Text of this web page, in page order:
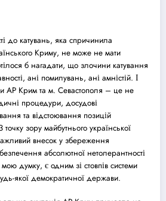
до катувань, яка спричинила
Криму, не може не мати
б нагадати, що злочини катування
ані помилувань, ані амністій. І
АР Крим та м. Севастополя – це не
процедури, досудові
та відстоювання позицій
точку зору майбутнього української
внесок у збереження
абсолютної нетолерантності
думку, є одним зі стовпів системи
якої демократичної держави.